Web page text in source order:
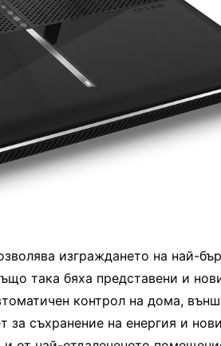
изграждането на най-
така бяха представени и
контрол на дома,
съхранение на енергия и